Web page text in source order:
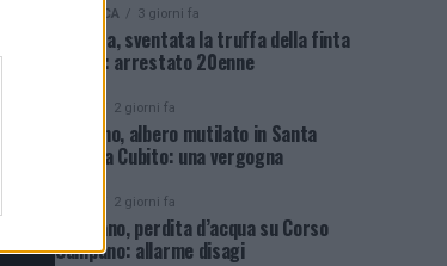
CRONACA 3 giorni fa
Agerola, sventata la truffa della finta
rapina: arrestato 20enne
2 giorni fa
Qualiano, albero mutilato in Santa
Maria a Cubito: una vergogna
2 giorni fa
Giugliano, perdita d’acqua su Corso
Campano: allarme disagi